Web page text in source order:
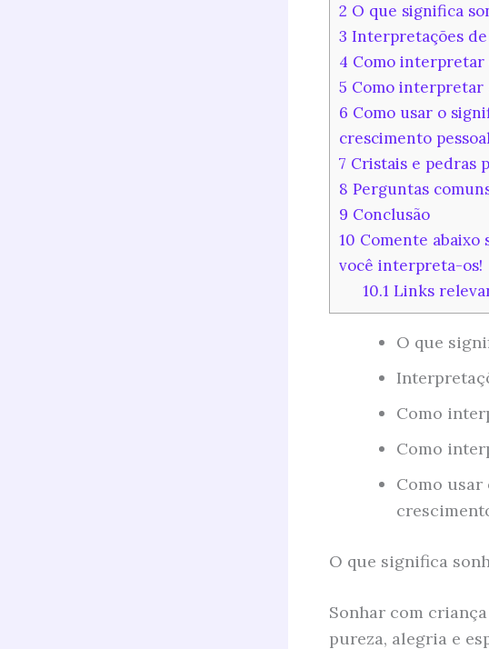
2 O que significa
3 Interpretações
4 Como interpretar
5 Como interpretar
6 Como usar o
crescimento
7 Cristais e pedras
8 Perguntas
9 Conclusão
10 Comente abaixo
você interpreta-os!
10.1Links
O que
Como
Como
Como
O que significa
Sonhar com
pureza, alegria e